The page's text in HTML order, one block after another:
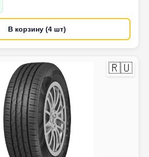
В корзину (4 шт)
🇷🇺